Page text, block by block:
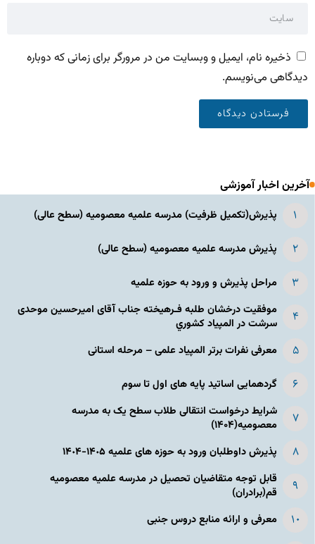
ذخیره نام، ایمیل و وبسایت من در مرورگر برای زمانی که دوباره
دیدگاهی می‌نویسم.
آخرین اخبار آموزشی
پذیرش(تکمیل ظرفیت) مدرسه علمیه معصومیه‌ (سطح عالی)
پذیرش مدرسه علمیه معصومیه‌ (سطح عالی)
مراحل پذیرش و ورود به حوزه علمیه
موفقیت درخشان طلبه فـرهیخته جناب آقای امیرحسین موحدی
سرشت در المپياد كشوري
معرفی نفرات برتر المپیاد علمی – مرحله استانی
گردهمایی اساتید پایه های اول تا سوم
شرایط درخواست انتقالی طلاب سطح یک به مدرسه
معصومیه(۱۴۰۴)
پذیرش داوطلبان ورود به حوزه های علمیه ١۴٠۵-١۴٠۴
قابل توجه متقاضیان تحصیل در مدرسه علمیه معصومیه
قم(برادران)
معرفی و ارائه منابع دروس جنبی